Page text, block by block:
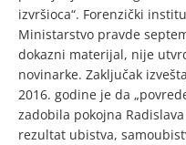
izvršioca“. Forenzički
Ministarstvo pravde
dokazni materijal, nije
novinarke. Zaključak
2016. godine je da
zadobila pokojna
rezultat ubistva,